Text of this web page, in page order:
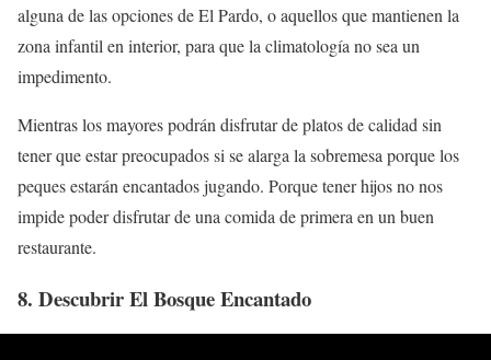
alguna de las opciones de El Pardo, o aquellos que mantienen la
zona infantil en interior, para que la climatología no sea un
impedimento.
Mientras los mayores podrán disfrutar de platos de calidad sin
tener que estar preocupados si se alarga la sobremesa porque los
peques estarán encantados jugando. Porque tener hijos no nos
impide poder disfrutar de una comida de primera en un buen
restaurante.
8. Descubrir El Bosque Encantado